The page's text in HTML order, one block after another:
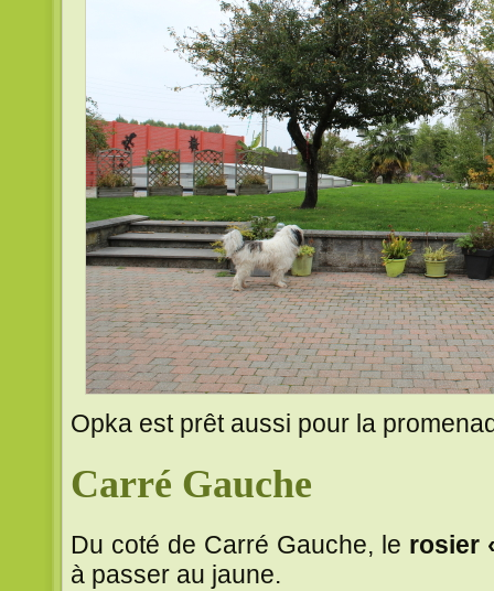
Opka est prêt aussi pour la
Carré Gauche
Du coté de Carré Gauche, le rosier
à passer au jaune.